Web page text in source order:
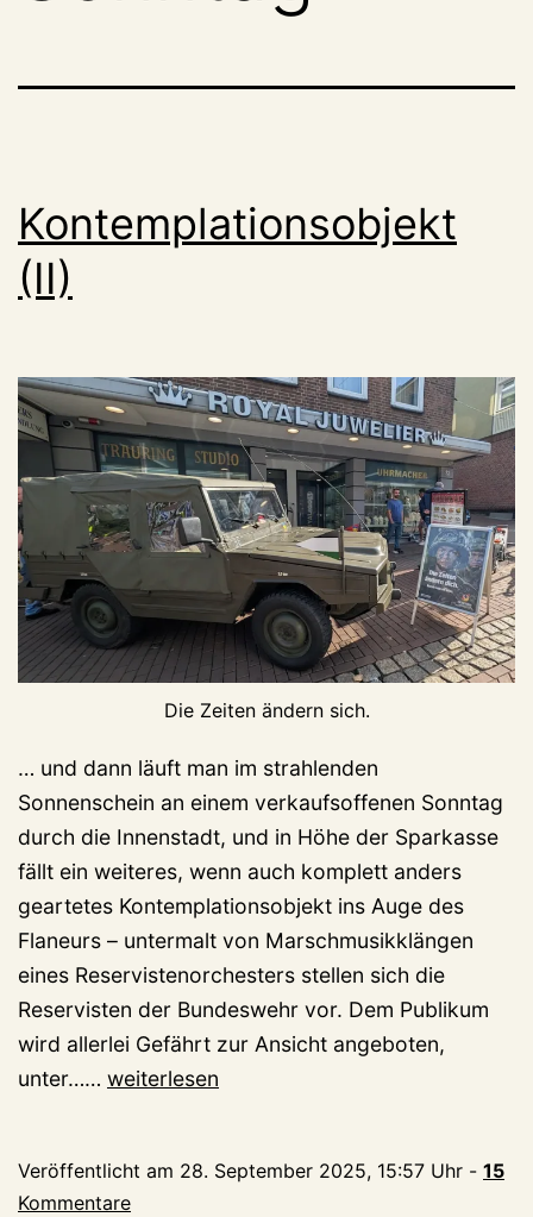
Kontemplationsobjekt
(II)
Die Zeiten ändern sich.
… und dann läuft man im strahlenden
Sonnenschein an einem verkaufsoffenen Sonntag
durch die Innenstadt, und in Höhe der Sparkasse
fällt ein weiteres, wenn auch komplett anders
geartetes Kontemplationsobjekt ins Auge des
Flaneurs – untermalt von Marschmusikklängen
eines Reservistenorchesters stellen sich die
Reservisten der Bundeswehr vor. Dem Publikum
wird allerlei Gefährt zur Ansicht angeboten,
unter…… Kontemplationsobjekt
weiterlesen
Veröffentlicht am 28. September 2025, 15:57 Uhr - 15
Kommentare